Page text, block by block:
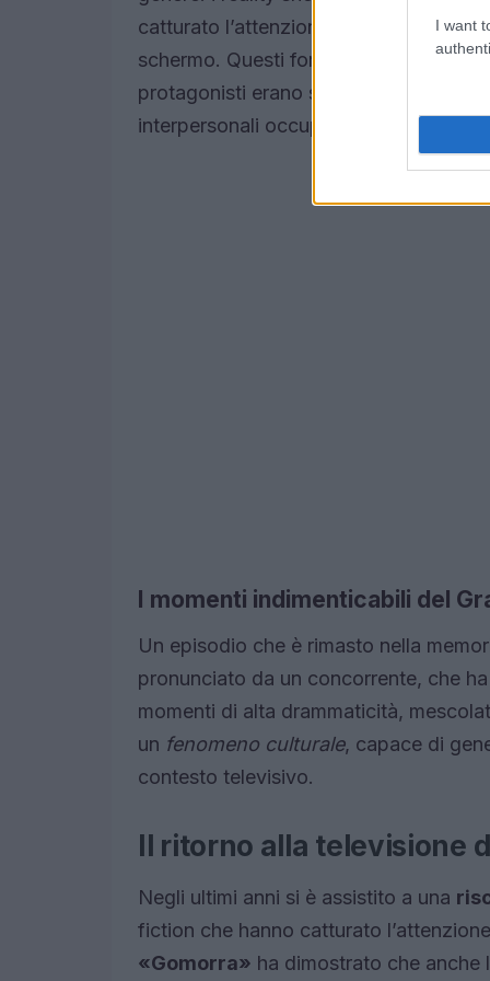
I want
catturato l’attenzione del pubblico,
schermo. Questi format hanno
protagonisti erano spesso persone
interpersonali occupavano un posto
I momenti indimenticabili del
Un episodio che è rimasto nella
pronunciato da un concorrente, che
momenti di alta drammaticità,
un fenomeno culturale, capace di
contesto televisivo.
Il ritorno alla televisione
Negli ultimi anni si è assistito a una
fiction che hanno catturato
«Gomorra» ha dimostrato che anche